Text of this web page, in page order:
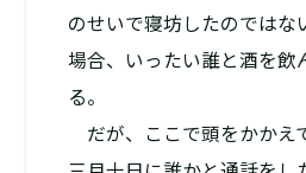
のせいで寝坊したのではな
場合、いったい誰と酒を飲
る。
だが、ここで頭をかかえ